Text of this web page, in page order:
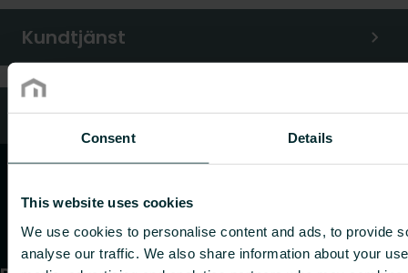
Consent Details
This website uses cookies
We use cookies to personalise content and ads, to provide
analyse our traffic. We also share information about your
Kundtjänst
Vanliga frågor